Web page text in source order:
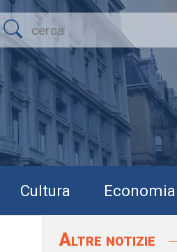
Cultura Economia
Altre notizie